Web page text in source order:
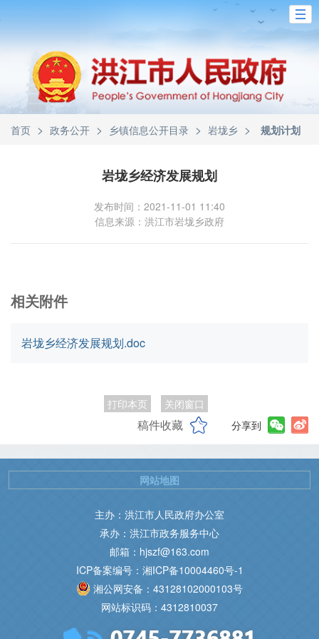
首页 > 政务公开 > 乡镇信息公开目录 > 岩垅乡 > 规划计划
岩垅乡经济发展规划
发布时间：2021-11-01 11:40
信息来源：洪江市岩垅乡政府
相关附件
岩垅乡经济发展规划.doc
打印本页 关闭窗口
稿件收藏 分享到
主办：洪江市人民政府办公室
承办：洪江市政务服务中心
邮箱：hjszf@163.com
ICP备案编号：湘ICP备10004460号-1
湘公网安备：43128102000103号
网站标识码：4312810037
网站地图